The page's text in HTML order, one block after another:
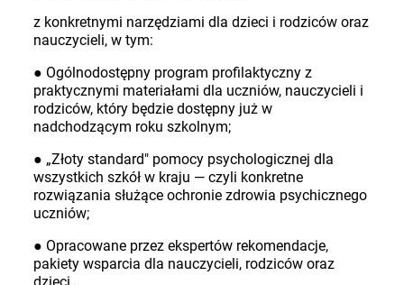
z konkretnymi narzędziami dla dzieci i rodziców oraz
nauczycieli, w tym:
● Ogólnodostępny program profilaktyczny z
praktycznymi materiałami dla uczniów, nauczycieli i
rodziców, który będzie dostępny już w
nadchodzącym roku szkolnym;
● „Złoty standard" pomocy psychologicznej dla
wszystkich szkół w kraju — czyli konkretne
rozwiązania służące ochronie zdrowia psychicznego
uczniów;
● Opracowane przez ekspertów rekomendacje,
pakiety wsparcia dla nauczycieli, rodziców oraz